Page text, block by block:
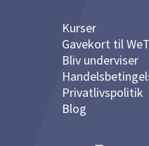
Kurser
Gavekort til
Bliv underviser
Privatlivspolitik
Blog